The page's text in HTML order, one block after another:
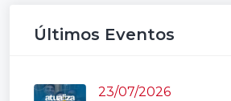
Últimos Eventos
23/07/2026